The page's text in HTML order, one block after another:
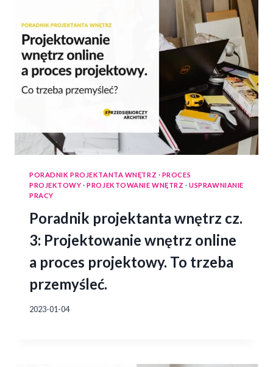
PORADNIK PROJEKTANTA WNĘTRZ · PROCES
PROJEKTOWY ·PROJEKTOWANIE WNĘTRZ ·USPRAWNIANIE
PRACY
Poradnik projektanta wnętrz cz.
3: Projektowanie wnętrz online
a proces projektowy. To trzeba
przemyśleć.
2023-01-04